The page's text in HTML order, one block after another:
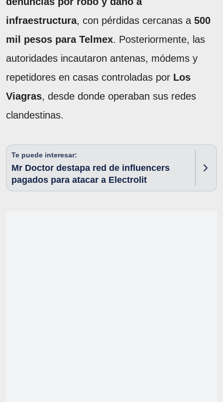
infraestructura, con pérdidas cercanas a 500
mil pesos para Telmex. Posteriormente, las
autoridades incautaron antenas, módems y
repetidores en casas controladas por Los
Viagras, desde donde operaban sus redes
clandestinas.
Te puede interesar:
Mr Doctor destapa red de influencers
pagados para atacar a Electrolit